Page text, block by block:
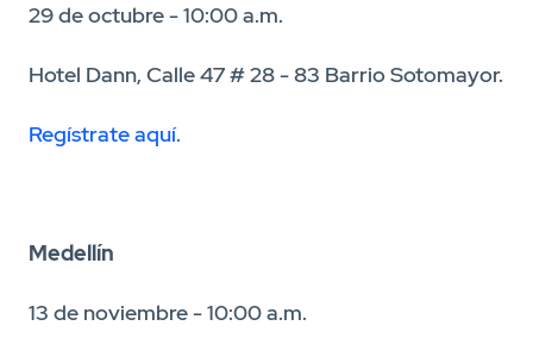
29 de octubre - 10:00 a.m.
Hotel Dann, Calle 47 # 28 - 83 Barrio Sotomayor.
Regístrate aquí.
Medellín
13 de noviembre - 10:00 a.m.